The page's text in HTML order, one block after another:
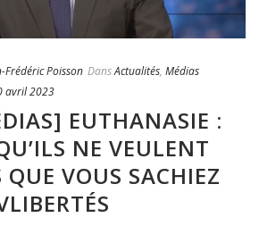
Frédéric Poisson DansActualités, Médias
avril 2023
EUTHANASIE :
NE VEULENT
QUE VOUS SACHIEZ